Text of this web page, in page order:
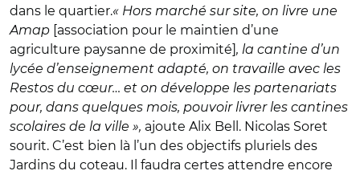
dans le quartier.« Hors marché sur site, on livre une
Amap [association pour le maintien d’une
agriculture paysanne de proximité], la cantine d’un
lycée d’enseignement adapté, on travaille avec les
Restos du cœur… et on développe les partenariats
pour, dans quelques mois, pouvoir livrer les cantines
scolaires de la ville », ajoute Alix Bell. Nicolas Soret
sourit. C’est bien là l’un des objectifs pluriels des
Jardins du coteau. Il faudra certes attendre encore